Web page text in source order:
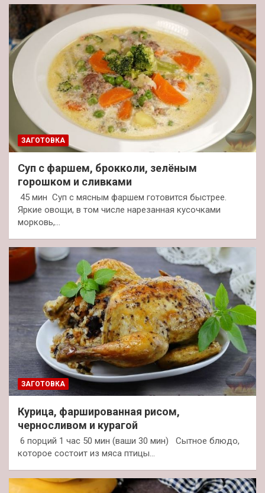
ЗАГОТОВКА
Суп с фаршем, брокколи, зелёным
горошком и сливками
45 мин Суп с мясным фаршем готовится быстрее.
Яркие овощи, в том числе нарезанная кусочками
морковь,…
ЗАГОТОВКА
Курица, фаршированная рисом,
черносливом и курагой
6 порций 1 час 50 мин (ваши 30 мин) Сытное блюдо,
которое состоит из мяса птицы…